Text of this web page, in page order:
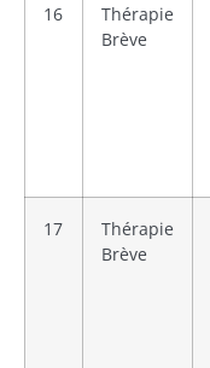
16
Thérapie
Brève
17
Thérapie
Brève